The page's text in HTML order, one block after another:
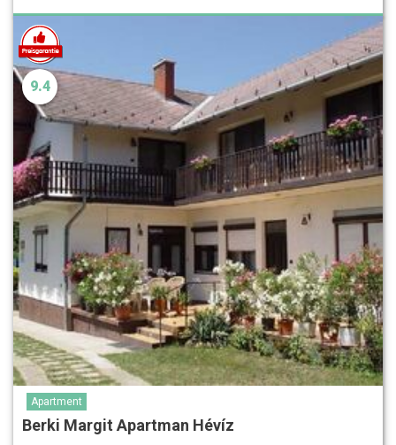
9.4
Apartment
Berki Margit Apartman Hévíz